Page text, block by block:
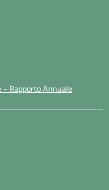
- Rapporto Annuale